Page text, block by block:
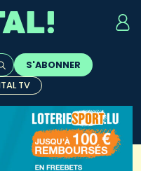
sont
S'ABONNER
TV